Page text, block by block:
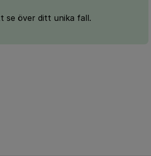
se över ditt unika fall.